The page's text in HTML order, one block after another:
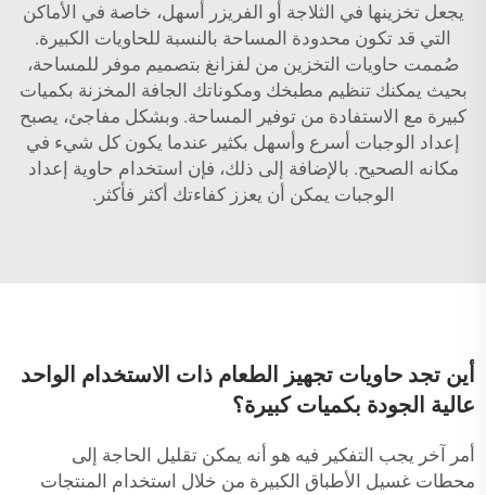
يجعل تخزينها في الثلاجة أو الفريزر أسهل، خاصة في الأماكن
التي قد تكون محدودة المساحة بالنسبة للحاويات الكبيرة.
صُممت حاويات التخزين من لفزانغ بتصميم موفر للمساحة،
بحيث يمكنك تنظيم مطبخك ومكوناتك الجافة المخزنة بكميات
كبيرة مع الاستفادة من توفير المساحة. وبشكل مفاجئ، يصبح
إعداد الوجبات أسرع وأسهل بكثير عندما يكون كل شيء في
مكانه الصحيح. بالإضافة إلى ذلك، فإن استخدام حاوية إعداد
الوجبات يمكن أن يعزز كفاءتك أكثر فأكثر.
أين تجد حاويات تجهيز الطعام ذات الاستخدام الواحد
عالية الجودة بكميات كبيرة؟
أمر آخر يجب التفكير فيه هو أنه يمكن تقليل الحاجة إلى
محطات غسيل الأطباق الكبيرة من خلال استخدام المنتجات